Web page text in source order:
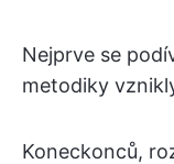
Nejprve se
metodiky
Koneckonců,